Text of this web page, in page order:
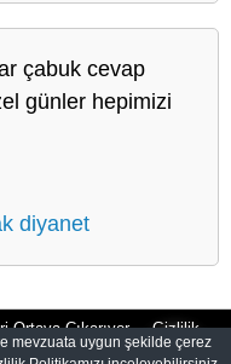
çabuk cevap
günler hepimizi
diyanet
Ortaya Çıkarıyor Gizlilik
mevzuata uygun şekilde çerez